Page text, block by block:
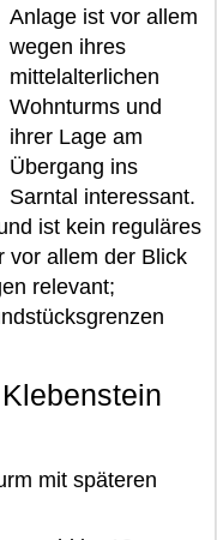
Anlage ist vor allem
wegen ihres
mittelalterlichen
Wohnturms und
ihrer Lage am
Übergang ins
Sarntal interessant.
ist kein reguläres
vor allem der Blick
relevant;
mit späteren